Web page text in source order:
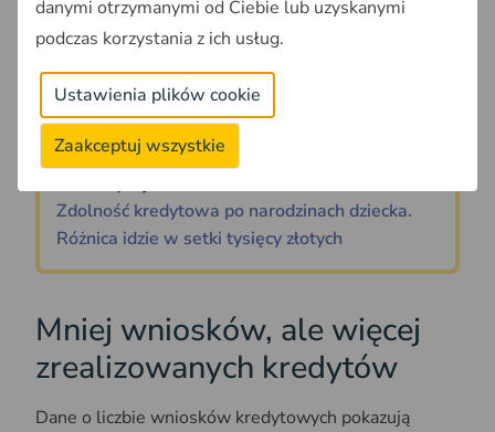
We wszystkich trzech grupach Kraków
konsekwentnie notujenajwiększe spadki
dostępności mieszkańspośród analizowanych
metropolii.
Zdolność kredytowa po narodzinach dziecka.
Różnica idzie w setki tysięcy złotych
Mniej wniosków, ale więcej
zrealizowanych kredytów
Dane o liczbie wniosków kredytowych pokazują
danymi otrzymanymi od Ciebie lub uzyskanymi
podczas korzystania z ich usług.
Ustawienia plików cookie
Zaakceptuj wszystkie